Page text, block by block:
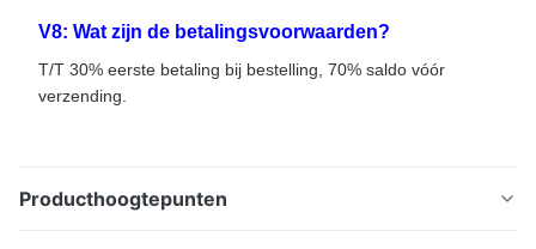
V8: Wat zijn de betalingsvoorwaarden?
T/T 30% eerste betaling bij bestelling, 70% saldo vóór
verzending.
Producthoogtepunten